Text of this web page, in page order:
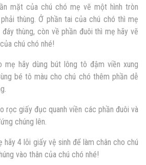
mặt của chú chó mẹ vẽ một hình tròn
thùng. Ở phần tai của chú chó thì mẹ
thùng, còn về phần đuôi thì mẹ hãy vẽ
chú chó nhé!
mẹ hãy dùng bút lông tô đậm viền xung
bé tô màu cho chú chó thêm phần dễ
rọc giấy đục quanh viền các phần đuôi và
chúng lên.
hãy 4 lõi giấy vệ sinh để làm chân cho chú
vào thân của chú chó nhé!